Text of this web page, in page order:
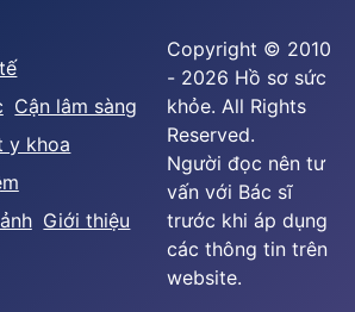
Cận lâm sàng
y khoa
Giới thiệu
Copyright © 2010
- 2026 Hồ sơ sức
khỏe. All Rights
Reserved.
Người đọc nên tư
vấn với Bác sĩ
trước khi áp dụng
các thông tin trên
website.